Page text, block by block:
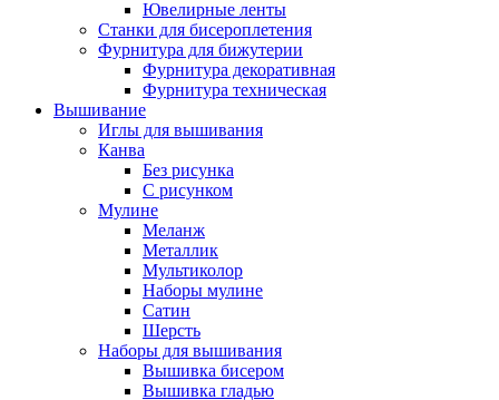
Ювелирные ленты
Станки для бисероплетения
Фурнитура для бижутерии
Фурнитура декоративная
Фурнитура техническая
Вышивание
Иглы для вышивания
Канва
Без рисунка
С рисунком
Мулине
Меланж
Металлик
Мультиколор
Наборы мулине
Сатин
Шерсть
Наборы для вышивания
Вышивка бисером
Вышивка гладью